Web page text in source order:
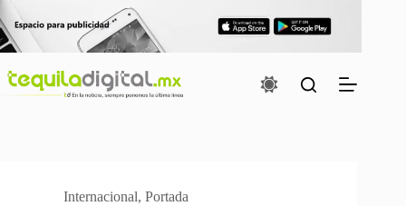
Saltar
al
contenido
Internacional, Portada